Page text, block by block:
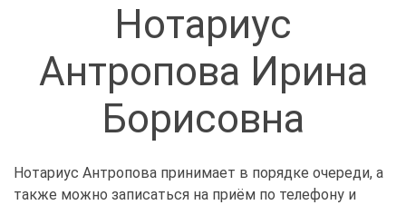
Нотариус
Антропова Ирина
Борисовна
Нотариус Антропова принимает в порядке очереди, а
также можно записаться на приём по телефону и